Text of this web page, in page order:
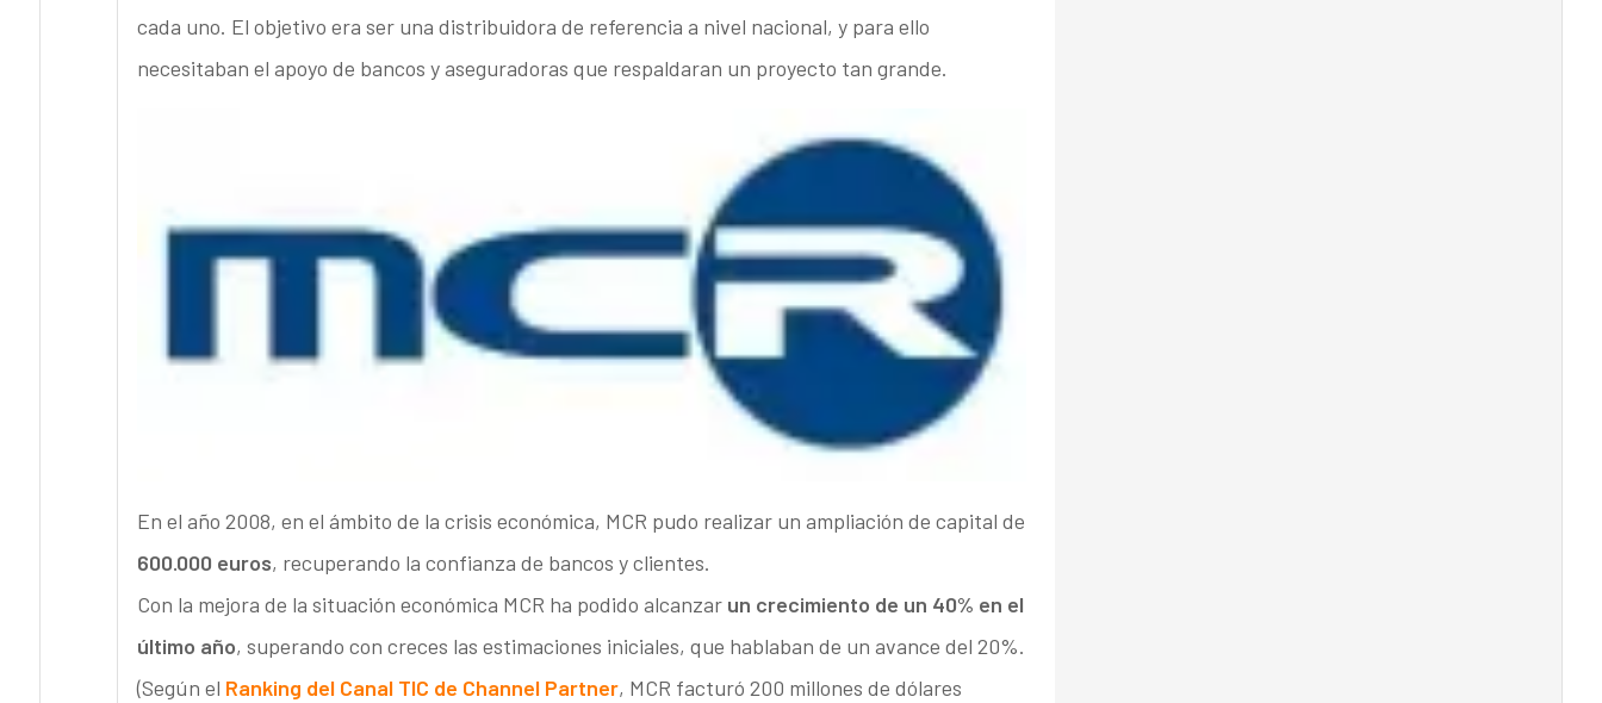
cada uno. El objetivo era ser una distribuidora de referencia a nivel nacional, y para ello
necesitaban el apoyo de bancos y aseguradoras que respaldaran un proyecto tan grande.
En el año 2008, en el ámbito de la crisis económica, MCR pudo realizar un ampliación de capital de
600.000 euros, recuperando la confianza de bancos y clientes.
Con la mejora de la situación económica MCR ha podido alcanzar un crecimiento de un 40% en el
último año, superando con creces las estimaciones iniciales, que hablaban de un avance del 20%.
(Según el Ranking del Canal TIC de Channel Partner, MCR facturó 200 millones de dólares